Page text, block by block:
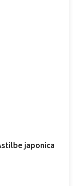
japonica